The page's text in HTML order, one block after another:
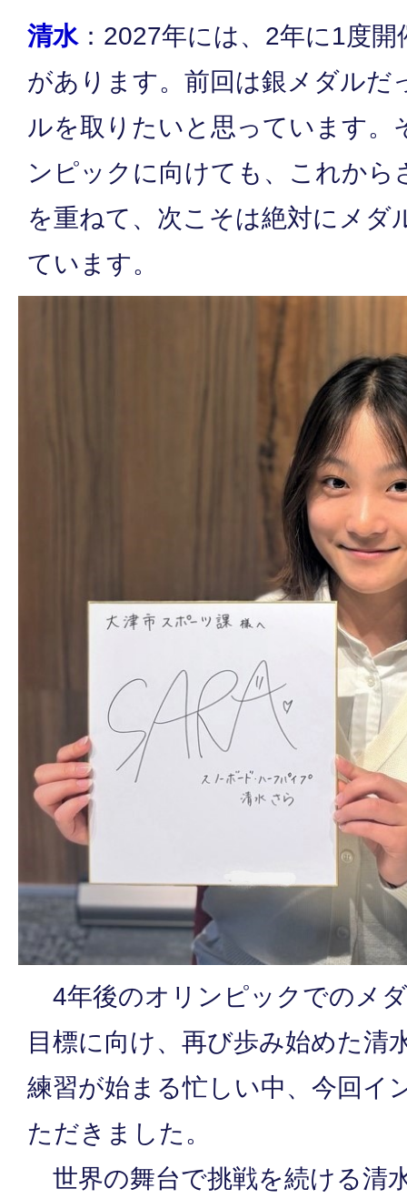
清水：2027年には、2年に1度開
があります。前回は銀メダルだ
ルを取りたいと思っています。
ンピックに向けても、これから
を重ねて、次こそは絶対にメダ
ています。
4年後のオリンピックでのメ
目標に向け、再び歩み始めた清
練習が始まる忙しい中、今回イ
ただきました。
世界の舞台で挑戦を続ける清